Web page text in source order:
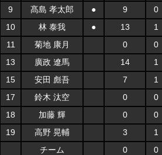
9
髙島 孝太郎 ● 9 0
10
林 泰我 ● 13 1
11
菊地 康月 0 0
13
廣政 遼馬 14 1
15
安田 彪吾 7 1
17
鈴木 汰空 0 0
18
加藤 輝 0 0
19
高野 晃輔 3 1
チーム
0 0